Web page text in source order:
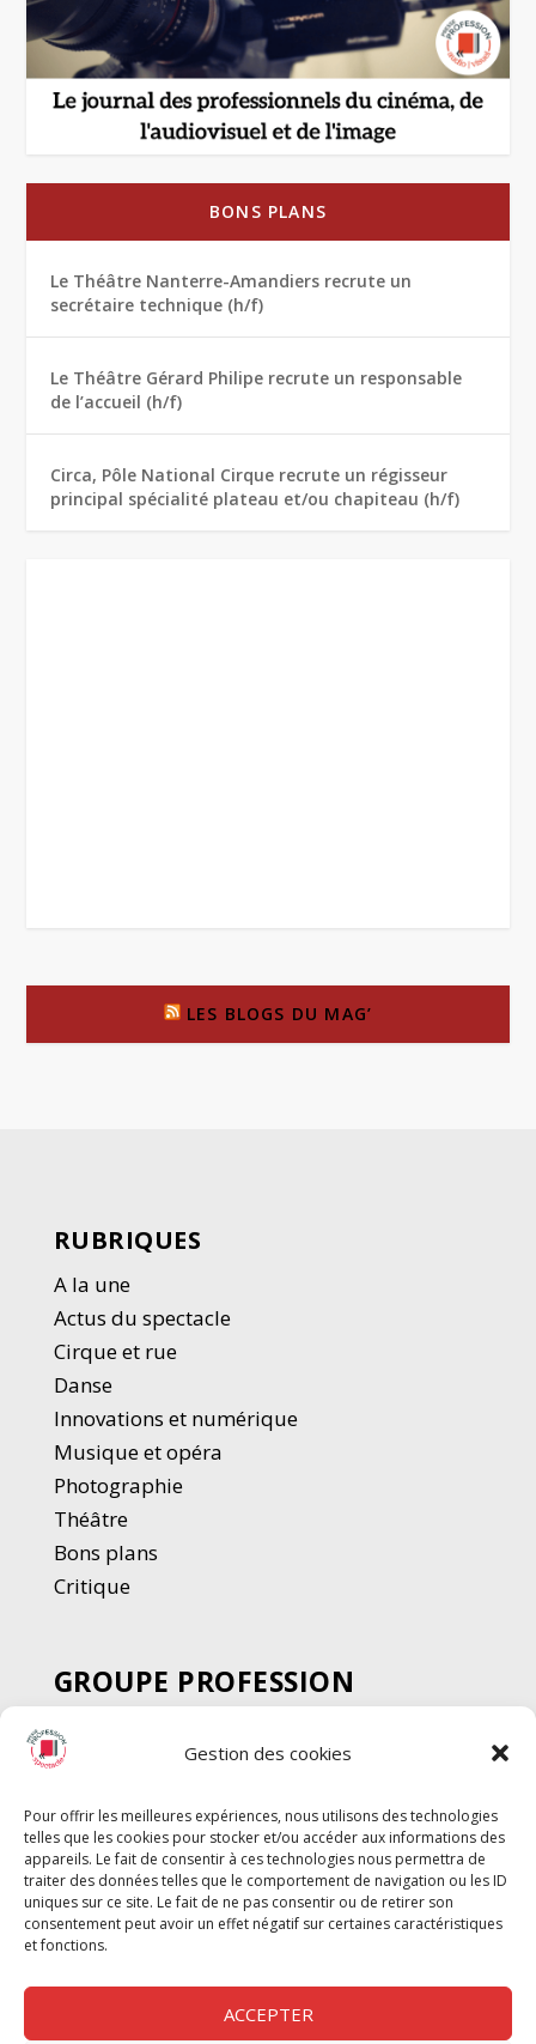
Gestion des cookies
Pour offrir les meilleures expériences, nous utilisons des technologies
telles que les cookies pour stocker et/ou accéder aux informations des
appareils. Le fait de consentir à ces technologies nous permettra de
traiter des données telles que le comportement de navigation ou les ID
uniques sur ce site. Le fait de ne pas consentir ou de retirer son
consentement peut avoir un effet négatif sur certaines caractéristiques
et fonctions.
ACCEPTER
BONS PLANS
Le Théâtre Nanterre-Amandiers recrute un
secrétaire technique (h/f)
Le Théâtre Gérard Philipe recrute un responsable
de l’accueil (h/f)
Circa, Pôle National Cirque recrute un régisseur
principal spécialité plateau et/ou chapiteau (h/f)
LES BLOGS DU MAG’
RUBRIQUES
A la une
Actus du spectacle
Cirque et rue
Danse
Innovations et numérique
Musique et opéra
Photographie
Théâtre
Bons plans
Critique
GROUPE PROFESSION
SPECTACLE
Chèque Intermittents
Chèque Compta
Chèque Emploi Spectacle
G-Pods
Profession Audio-visuel